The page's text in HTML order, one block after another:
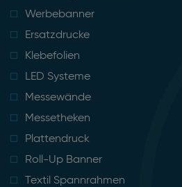
Werbebanner
Ersatzdrucke
Klebefolien
LED Systeme
Messewände
Messetheken
Plattendruck
Roll-Up Banner
Textil Spannrahmen